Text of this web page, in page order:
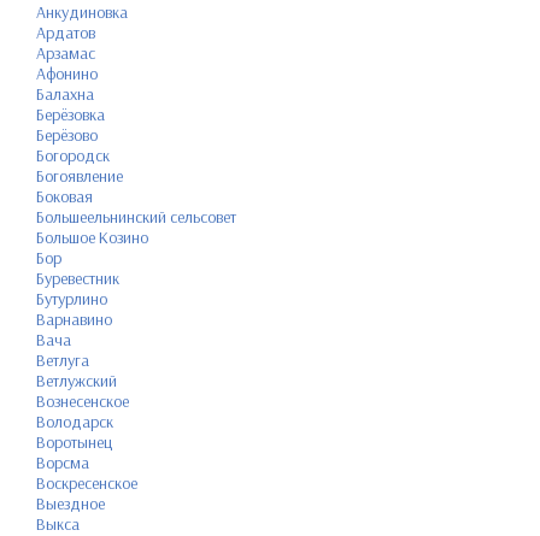
Анкудиновка
Ардатов
Арзамас
Афонино
Балахна
Берёзовка
Берёзово
Богородск
Богоявление
Боковая
Большеельнинский сельсовет
Большое Козино
Бор
Буревестник
Бутурлино
Варнавино
Вача
Ветлуга
Ветлужский
Вознесенское
Володарск
Воротынец
Ворсма
Воскресенское
Выездное
Выкса